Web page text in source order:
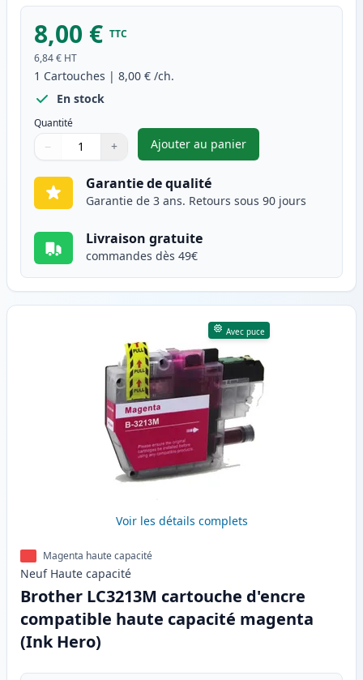
8,00 € TTC
6,84 € HT
1 Cartouches | 8,00 € /ch.
En stock
Quantité
Quantité
Utilisez les boutons pour ajuster
− +
Quantité
Ajouter au panier
,Brother LC3213C cartouche
Garantie de qualité
Garantie de 3 ans. Retours sous 90 jours
Livraison gratuite
commandes dès 49€
Avec puce
Voir les détails complets
Magenta haute capacité
Neuf Haute capacité
Brother LC3213M cartouche d'encre
compatible haute capacité magenta
(Ink Hero)